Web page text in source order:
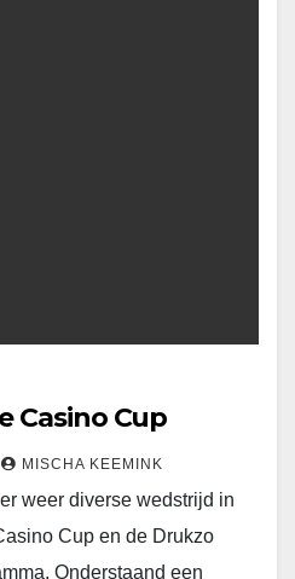
Casino Cup
MISCHA KEEMINK
weer diverse wedstrijd in
Cup en de Drukzo
Onderstaand een